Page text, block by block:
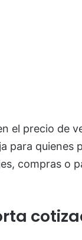
el precio de
para quienes
compras o